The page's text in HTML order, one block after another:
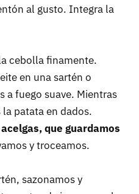
al gusto. Integra la
cebolla finamente.
en una sartén o
a fuego suave. Mientras
patata en dados.
que guardamos
y troceamos.
sazonamos y